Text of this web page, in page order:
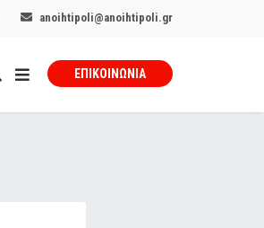
anoihtipoli@anoihtipoli.gr
ΕΠΙΚΟΙΝΩΝΊΑ